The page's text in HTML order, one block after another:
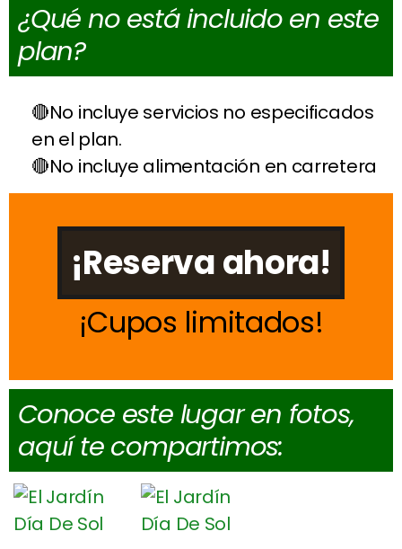
¿Qué no está incluido en este
plan?
No incluye servicios no especificados
en el plan.
No incluye alimentación en carretera
¡Reserva ahora!
Cupos limitados
Conoce este lugar en fotos,
aquí te compartimos: